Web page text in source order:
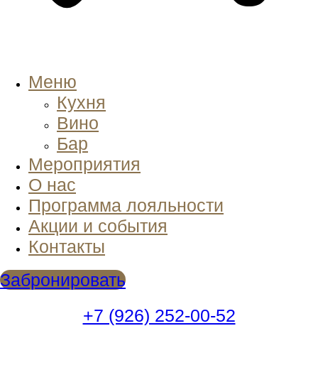
Меню
Кухня
Вино
Бар
Мероприятия
О нас
Программа лояльности
Акции и события
Контакты
Забронировать
+7 (926) 252-00-52